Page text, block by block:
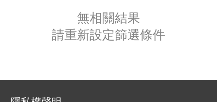
無相關結果
請重新設定篩選條件